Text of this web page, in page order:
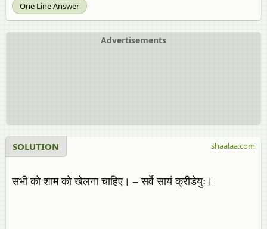
One Line Answer
Advertisements
SOLUTION
सभी को शाम को खेलना चाहिए। –सर्वे सायं क्रीडेयुः।
shaalaa.com